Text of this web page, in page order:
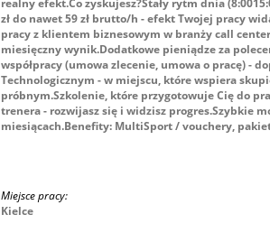
realny efekt.Co zyskujesz?Stały rytm dnia
zł do nawet 59 zł brutto/h - efekt Twojej pracy
pracy z klientem biznesowym w branży call
miesięczny wynik.Dodatkowe pieniądze za
współpracy (umowa zlecenie, umowa o pracę) -
Technologicznym - w miejscu, które wspiera
próbnym.Szkolenie, które przygotowuje Cię do
trenera - rozwijasz się i widzisz progres.Szybkie
miesiącach.Benefity: MultiSport / vouchery,
Miejsce pracy:
Kielce